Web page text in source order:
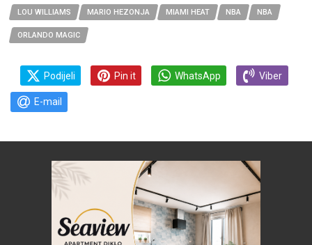
LOU WILLIAMS MARIO HEZONJA MIAMI HEAT NBA NBA
ORLANDO MAGIC
Podijeli Pin it WhatsApp Viber
E-mail